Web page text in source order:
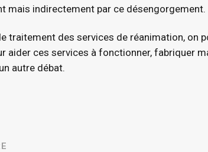
mais indirectement par ce désengorgement.
traitement des services de réanimation, on
aider ces services à fonctionner, fabriquer
autre débat.